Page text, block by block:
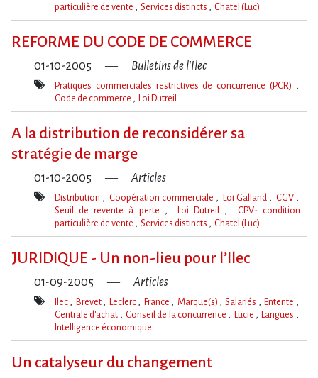
Mot(s)-
particulière de vente
Services distincts Chatel (Luc)
REFORME DU CODE DE COMMERCE
01-10-2005 Bulletins de l'Ilec
Mot(s)-
Pratiques commerciales restrictives de concurrence (PCR)
Code de commerce
Loi Dutreil
A la distribution de reconsidérer sa
stratégie de marge
01-10-2005 Articles
Mot(s)-
Distribution Coopération commerciale Loi Galland
CGV
Seuil de revente à perte
Loi Dutreil
CPV- condition
particulière de vente
Services distincts Chatel (Luc)
JURIDIQUE - Un non-lieu pour l’Ilec
01-09-2005 Articles
Mot(s)-
Ilec Brevet Leclerc France Marque(s) Salariés
Entente
Centrale d'achat
Conseil de la concurrence Lucie
Langues
Intelligence économique
Un catalyseur du changement